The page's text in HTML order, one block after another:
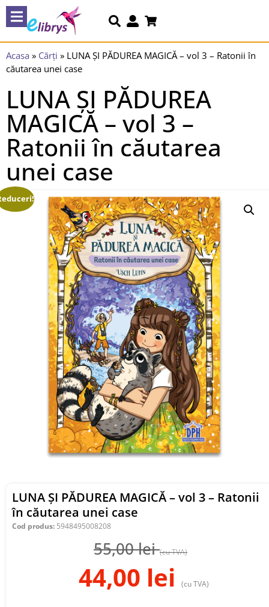
Acasa » Cărți » LUNA ȘI PĂDUREA MAGICĂ – vol 3 – Ratonii în
căutarea unei case
LUNA ȘI PĂDUREA
MAGICĂ – vol 3 –
Ratonii în căutarea
unei case
LUNA ȘI PĂDUREA MAGICĂ – vol 3 – Ratonii
în căutarea unei case
Cod produs: 5948495008208
55,00lei (cu TVA)
44,00 lei (cu TVA)